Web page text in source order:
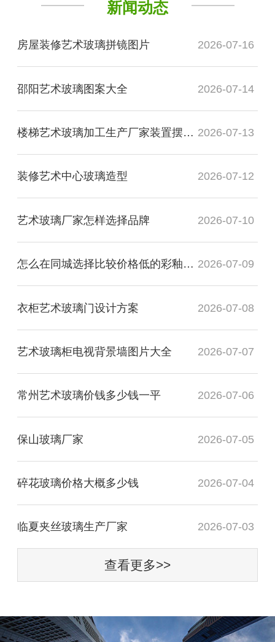
新闻动态
房屋装修艺术玻璃拼镜图片 2026-07-16
邵阳艺术玻璃图案大全 2026-07-14
楼梯艺术玻璃加工生产厂家装置摆件安装 2026-07-13
装修艺术中心玻璃造型 2026-07-12
艺术玻璃厂家怎样选择品牌 2026-07-10
怎么在同城选择比较价格低的彩釉玻璃厂家 2026-07-09
衣柜艺术玻璃门设计方案 2026-07-08
艺术玻璃柜电视背景墙图片大全 2026-07-07
常州艺术玻璃价钱多少钱一平 2026-07-06
保山玻璃厂家 2026-07-05
碎花玻璃价格大概多少钱 2026-07-04
临夏夹丝玻璃生产厂家 2026-07-03
查看更多>>